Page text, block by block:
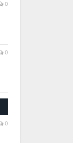
0
0
0